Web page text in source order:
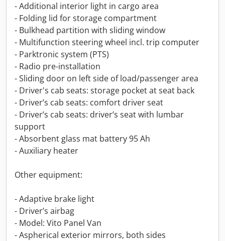
- Additional interior light in cargo area
- Folding lid for storage compartment
- Bulkhead partition with sliding window
- Multifunction steering wheel incl. trip computer
- Parktronic system (PTS)
- Radio pre-installation
- Sliding door on left side of load/passenger area
- Driver's cab seats: storage pocket at seat back
- Driver’s cab seats: comfort driver seat
- Driver’s cab seats: driver’s seat with lumbar
support
- Absorbent glass mat battery 95 Ah
- Auxiliary heater
Other equipment:
- Adaptive brake light
- Driver’s airbag
- Model: Vito Panel Van
- Aspherical exterior mirrors, both sides